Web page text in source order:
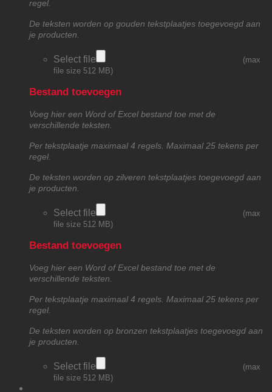
regel.
De teksten worden op gouden tekstplaatjes toegevoegd aan
je producten.
Select file
(max
file size 512 MB)
Bestand toevoegen
Voeg hier een Word of Excel bestand toe met de
verschillende teksten.
Per tekstplaatje maximaal 4 regels. Maximaal 25 tekens per
regel.
De teksten worden op zilveren tekstplaatjes toegevoegd aan
je producten.
Select file
(max
file size 512 MB)
Bestand toevoegen
Voeg hier een Word of Excel bestand toe met de
verschillende teksten.
Per tekstplaatje maximaal 4 regels. Maximaal 25 tekens per
regel.
De teksten worden op bronzen tekstplaatjes toegevoegd aan
je producten.
Select file
(max
file size 512 MB)